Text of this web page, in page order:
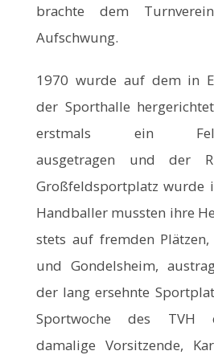
brachte dem
Aufschwung.
1970 wurde auf dem in
der Sporthalle
erstmals ein
ausgetragen und der
Großfeldsportplatz wurde
Handballer mussten ihre
stets auf fremden
und Gondelsheim,
der lang ersehnte
Sportwoche des TVH
damalige Vorsitzende,